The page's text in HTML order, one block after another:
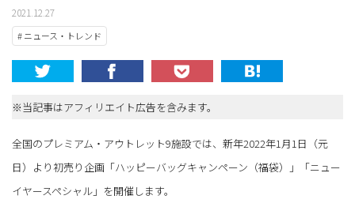
2021.12.27
# ニュース・トレンド
※当記事はアフィリエイト広告を含みます。
全国のプレミアム・アウトレット9施設では、新年2022年1月1日（元
日）より初売り企画「ハッピーバッグキャンペーン（福袋）」「ニュー
イヤースペシャル」を開催します。